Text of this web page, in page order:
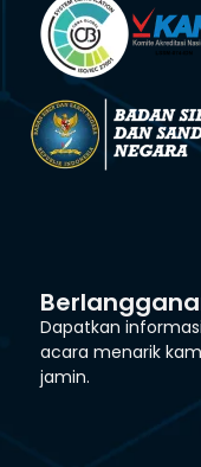
Dapatkan
acara menarik
jamin.